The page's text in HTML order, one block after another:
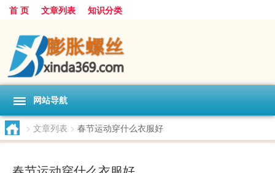
首 页 文章列表 知识分类
网站导航
> 文章列表 > 春节运动穿什么衣服好